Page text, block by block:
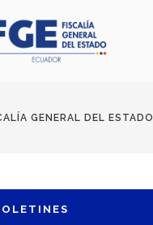
GENERAL DEL ESTADO